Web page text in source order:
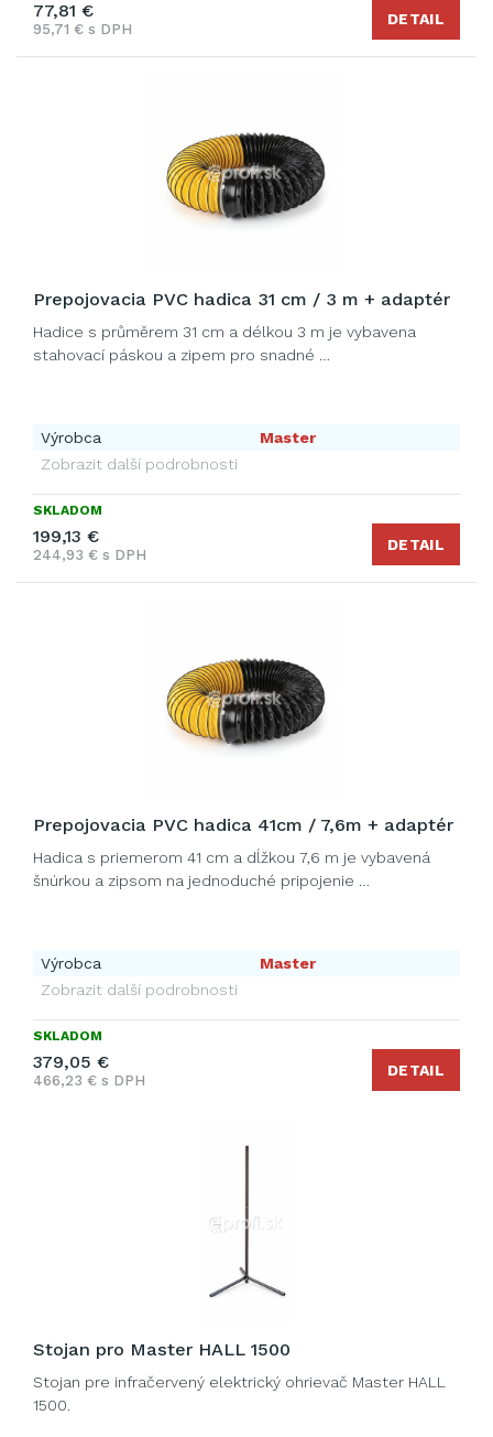
77,81 €
95,71 € s DPH
DETAIL
Prepojovacia PVC hadica 31 cm / 3 m + adaptér
Hadice s průměrem 31 cm a délkou 3 m je vybavena
stahovací páskou a zipem pro snadné …
Výrobca
Master
Zobrazit další podrobnosti
SKLADOM
199,13 €
244,93 € s DPH
DETAIL
Prepojovacia PVC hadica 41cm / 7,6m + adaptér
Hadica s priemerom 41 cm a dĺžkou 7,6 m je vybavená
šnúrkou a zipsom na jednoduché pripojenie …
Výrobca
Master
Zobrazit další podrobnosti
SKLADOM
379,05 €
466,23 € s DPH
DETAIL
Stojan pro Master HALL 1500
Stojan pre infračervený elektrický ohrievač Master HALL
1500.